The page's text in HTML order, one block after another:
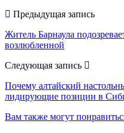
Предыдущая запись
Житель Барнаула
возлюбленной
Следующая запись
Почему алтайский
лидирующие позиции в
Вам также могут